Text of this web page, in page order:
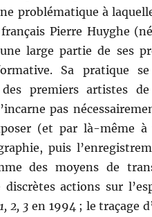
problématique à
Pierre Huyghe
large partie de ses
Sa pratique
premiers artistes
pas
(et par là-même à
puis
des moyens de
discrètes actions sur
2, 3en 1994 ; le traçage